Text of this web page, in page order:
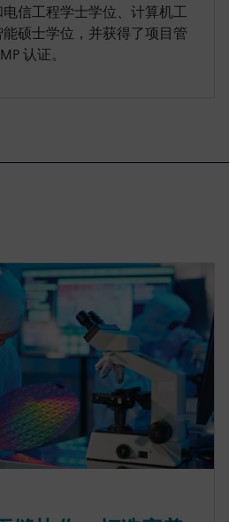
信工程学士学位、计算机工
硕士学位，并获得了项目管
认证。